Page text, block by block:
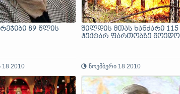
89 წლის
18 2010
შილდის მთას ხანძარი 115
ჰექტარ ფართობზე მოედო
ნოემბერი 18 2010